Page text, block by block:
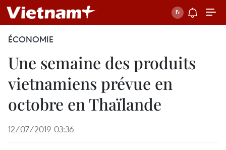
ÉCONOMIE
Une semaine des produits
vietnamiens prévue en
octobre en Thaïlande
12/07/2019 03:36